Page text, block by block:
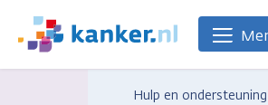
naar
We
zijn
Hulp en ondersteuning